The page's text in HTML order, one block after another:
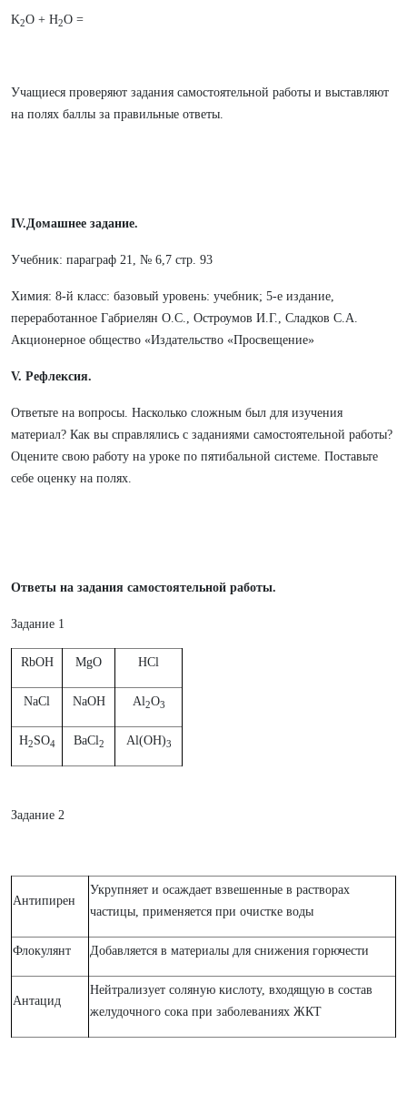
K2O + H2O =
Учащиеся проверяют задания самостоятельной работы и выставляют
на полях баллы за правильные ответы.
IV.Домашнее задание.
Учебник: параграф 21, № 6,7 стр. 93
Химия: 8-й класс: базовый уровень: учебник; 5-е издание,
переработанное Габриелян О.С., Остроумов И.Г., Сладков С.А.
Акционерное общество «Издательство «Просвещение»
V. Рефлексия.
Ответьте на вопросы. Насколько сложным был для изучения
материал? Как вы справлялись с заданиями самостоятельной работы?
Оцените свою работу на уроке по пятибальной системе. Поставьте
себе оценку на полях.
Ответы на задания самостоятельной работы.
Задание 1
RbOH MgO HCl
NaCl NaOH Al2O3
H2SO4 BaCl2 Al(OH)3
Задание 2
Антипирен
Укрупняет и осаждает взвешенные в растворах
частицы, применяется при очистке воды
Флокулянт Добавляется в материалы для снижения горючести
Антацид
Нейтрализует соляную кислоту, входящую в состав
желудочного сока при заболеваниях ЖКТ